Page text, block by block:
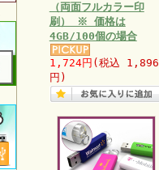
（両面フルカラー印
刷） ※ 価格は
4GB/100個の場合
1,724円 (税込 1,896
円)